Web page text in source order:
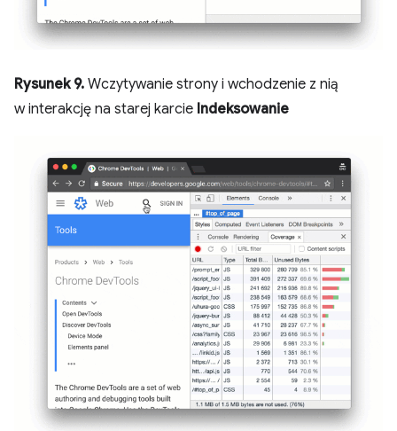
Rysunek 9. Wczytywanie strony i wchodzenie z nią
w interakcję na starej karcie Indeksowanie